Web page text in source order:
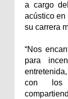
a cargo
acústico en
su carrera
“Nos
para
con los